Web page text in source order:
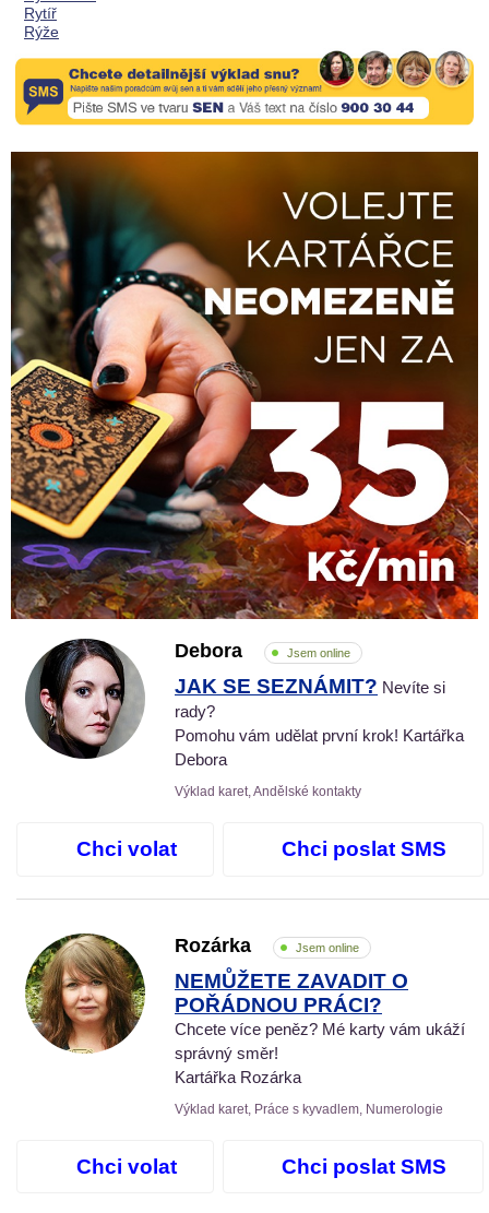
Rytíř
Rýže
Debora Jsem online
JAK SE SEZNÁMIT? Nevíte si
rady?
Pomohu vám udělat první krok! Kartářka
Debora
Výklad karet, Andělské kontakty
Chci volat Chci poslat SMS
Rozárka Jsem online
NEMŮŽETE ZAVADIT O
POŘÁDNOU PRÁCI?
Chcete více peněz? Mé karty vám ukáží
správný směr!
Kartářka Rozárka
Výklad karet, Práce s kyvadlem, Numerologie
Chci volat Chci poslat SMS